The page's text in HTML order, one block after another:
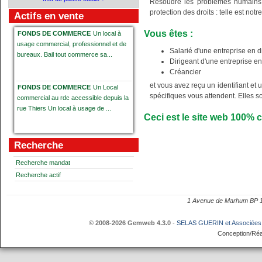
Actifs en vente
FONDS DE COMMERCE Un local à
usage commercial, professionnel et de
bureaux. Bail tout commerce sa...
FONDS DE COMMERCE Un Local
commercial au rdc accessible depuis la
rue Thiers Un local à usage de ...
Fonds de commerce d'épicerie fine,
dégustation et vente de produits
gastronomiqusFonds de commerc...
Immeuble bâti comprenant un local
Recherche
Recherche mandat
Recherche actif
Résoudre les problèmes
protection des droits : telle est
Vous êtes :
Salarié d'une entreprise en
Dirigeant d'une entreprise
Créancier
et vous avez reçu un identifiant et
spécifiques vous attendent. Elles
Ceci est le site web 100%
1 Avenue de Marhum BP
© 2008-2026 Gemweb 4.3.0 - SELAS GUERIN et Associées
Conception/